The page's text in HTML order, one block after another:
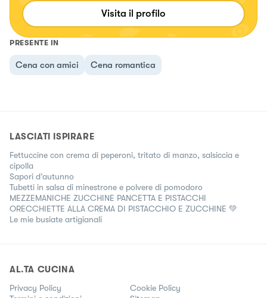
ritrovo in questa frase delle favole... "Basta un po' di
fantasia e di bontà" Se cerchi qualcosa di diverso mi hai
Visita il profilo
PRESENTE IN
Cena con amici Cena romantica
LASCIATI ISPIRARE
Fettuccine con crema di peperoni, tritato di manzo, salsiccia e
cipolla
Sapori d’autunno
Tubetti in salsa di minestrone e polvere di pomodoro
MEZZEMANICHE ZUCCHINE PANCETTA E PISTACCHI
ORECCHIETTE ALLA CREMA DI PISTACCHIO E ZUCCHINE 💚
Le mie busiate artigianali
AL.TA CUCINA
Privacy Policy
Cookie Policy